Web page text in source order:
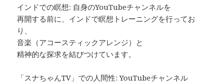
インドでの瞑想: 自身のYouTubeチャンネルを
再開する前に、インドで瞑想トレーニングを行ってお
り、
音楽（アコースティックアレンジ）と
精神的な探求を結びつけています。
「スナちゃんTV」での人間性: YouTubeチャンネル